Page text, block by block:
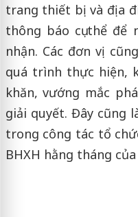
trang thiết bị và địa
thông báo cụ thể để
nhận. Các đơn vị
quá trình thực hiện,
khăn, vướng mắc
giải quyết. Đây cũng
trong công tác tổ
BHXH hằng tháng